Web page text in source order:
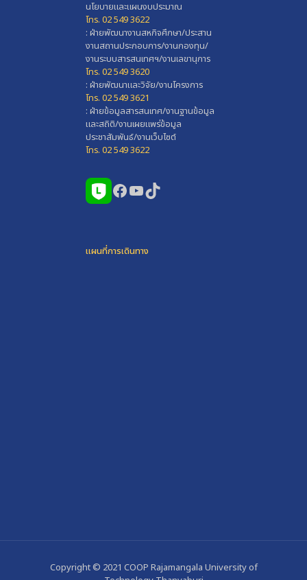
นโยบายและแผนงบประมาณ
โทร. 02 549 3622
: ฝ่ายพัฒนางานสหกิจศึกษา/ประสาน
งานสถานประกอบการ/งานกองทุน/
งานระบบสารสนเทศฯ/งานเลขานุการ
โทร. 02 549 3620
: ฝ่ายพัฒนาและวิจัย/งานโครงการ
โทร. 02 549 3621
: ฝ่ายข้อมูลสารสนเทศ/งานฐานข้อมูล
และสถิติ/งานเผยแพร่ข้อมูล
ประชาสัมพันธ์/งานเว็บไซต์
โทร. 02 549 3622
Facebook
YouTube
TikTok
แผนที่การเดินทาง
Copyright © 2021 COOP Rajamangala University of